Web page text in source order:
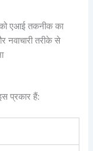
को एआई तकनीक का
नवाचारी तरीके से
प्रकार हैं: